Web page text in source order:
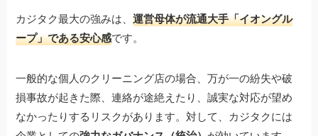
カジタク最大の強みは、運営母体が流通大手「イオングル
ープ」である安心感です。
一般的な個人のクリーニング店の場合、万が一の紛失や破
損事故が起きた際、連絡が途絶えたり、誠実な対応が望め
なかったりするリスクがあります。対して、カジタクには